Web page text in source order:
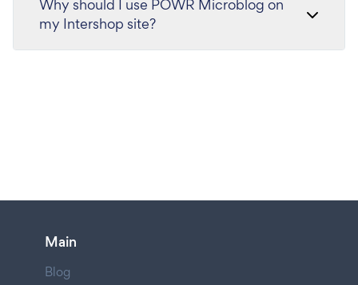
Why should I use POWR Microblog on
my Intershop site?
Main
Blog